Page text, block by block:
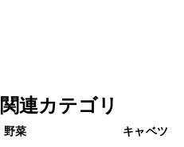
関連カテゴリ
野菜 キャベツ